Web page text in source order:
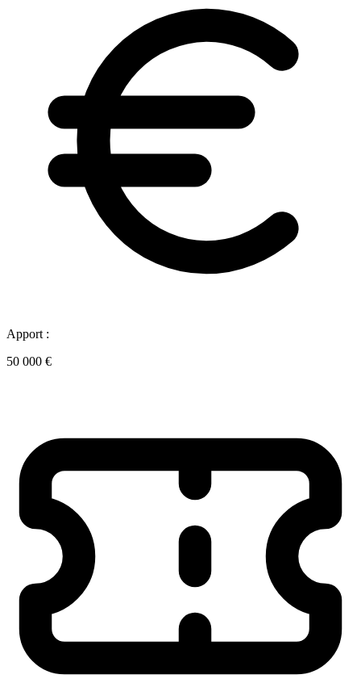
Apport :
50 000 €